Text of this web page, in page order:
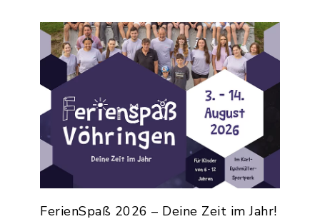
FerienSpaß 2026 – Deine Zeit im Jahr!